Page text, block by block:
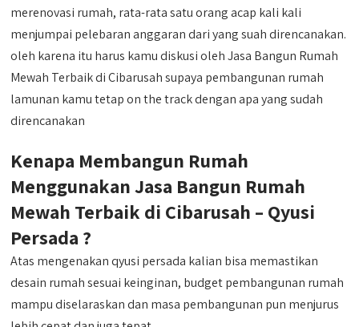
merenovasi rumah, rata-rata satu orang acap kali kali
menjumpai pelebaran anggaran dari yang suah direncanakan.
oleh karena itu harus kamu diskusi oleh Jasa Bangun Rumah
Mewah Terbaik di Cibarusah supaya pembangunan rumah
lamunan kamu tetap on the track dengan apa yang sudah
direncanakan
Kenapa Membangun Rumah
Menggunakan Jasa Bangun Rumah
Mewah Terbaik di Cibarusah – Qyusi
Persada ?
Atas mengenakan qyusi persada kalian bisa memastikan
desain rumah sesuai keinginan, budget pembangunan rumah
mampu diselaraskan dan masa pembangunan pun menjurus